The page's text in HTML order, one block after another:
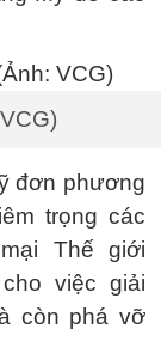
đơn phương
trọng các
Thế giới
việc giải
còn phá vỡ